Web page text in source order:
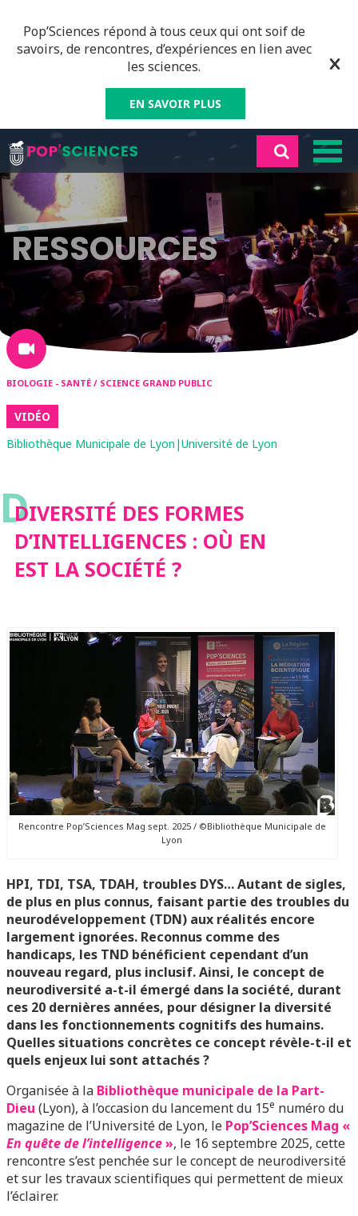
Pop’Sciences répond à tous ceux qui ont soif de
savoirs, de rencontres, d’expériences en lien avec
les sciences.
EN SAVOIR PLUS
RESSOURCES
BIOLOGIE - SANTÉ / SCIENCE GRAND PUBLIC
VIDÉO
Bibliothèque Municipale de Lyon|Université de Lyon
DDIVERSITÉ DES FORMES
D’INTELLIGENCES : OÙ EN
EST LA SOCIÉTÉ ?
Rencontre Pop’Sciences Mag sept. 2025 / ©Bibliothèque Municipale de
Lyon
HPI, TDI, TSA, TDAH, troubles DYS… Autant de sigles,
de plus en plus connus, faisant partie des troubles du
neurodéveloppement (TDN) aux réalités encore
largement ignorées. Reconnus comme des
handicaps, les TND bénéficient cependant d’un
nouveau regard, plus inclusif. Ainsi, le concept de
neurodiversité a-t-il émergé dans la société, durant
ces 20 dernières années, pour désigner la diversité
dans les fonctionnements cognitifs des humains.
Quelles situations concrètes ce concept révèle-t-il et
quels enjeux lui sont attachés ?
Organisée à la Bibliothèque municipale de la Part-
Dieu (Lyon), à l’occasion du lancement du 15e numéro du
magazine de l’Université de Lyon, le Pop’Sciences Mag «
En quête de l’intelligence», le 16 septembre 2025, cette
rencontre s’est penchée sur le concept de neurodiversité
et sur les travaux scientifiques qui permettent de mieux
l’éclairer.